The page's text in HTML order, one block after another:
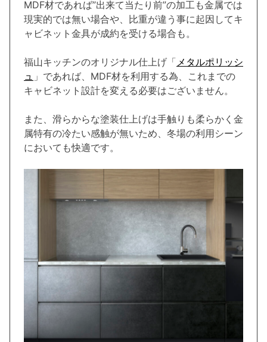
MDF材であれば”出来て当たり前”の加工も金属では
現実的では無い場合や、比重が違う事に起因してキ
ャビネット金具が成約を受ける場合も。
福山キッチンのオリジナル仕上げ「メタルポリッシ
ュ 」であれば、MDF材を利用する為、これまでの
キャビネット設計を変える必要はございません。
また、滑らからな塗装仕上げは手触りも柔らかく金
属特有の冷たい感触が無いため、冬場の利用シーン
においても快適です。